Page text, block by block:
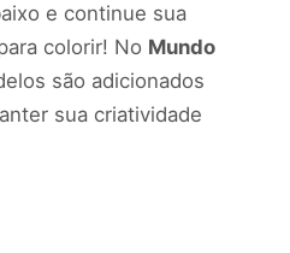
e continue sua
colorir! No Mundo
são adicionados
sua criatividade